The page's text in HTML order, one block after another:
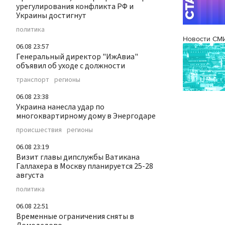
урегулирования конфликта РФ и
Украины достигнут
политика
06.08 23:57
Генеральный директор "ИжАвиа"
объявил об уходе с должности
транспорт регионы
06.08 23:38
Украина нанесла удар по
многоквартирному дому в Энергодаре
происшествия регионы
06.08 23:19
Визит главы дипслужбы Ватикана
Галлахера в Москву планируется 25-28
августа
политика
06.08 22:51
Временные ограничения сняты в
Новости